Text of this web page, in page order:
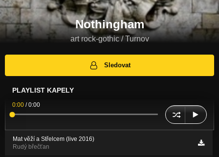
Nothingham
art rock-gothic / Turnov
Sledovat
PLAYLIST KAPELY
0:00 /0:00
Mat věží a Střelcem (live 2016)
Rudý břečťan